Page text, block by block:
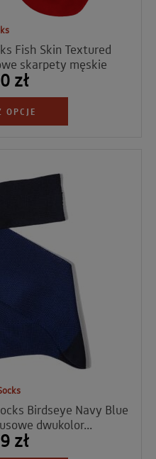
Fish Skin Textured
skarpety męskie
zł
OPCJE
Birdseye Navy Blue
dwukolor...
zł